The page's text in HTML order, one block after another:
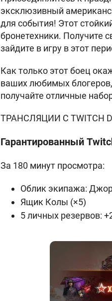
эксклюзивный
для события! Этот
бронетехники. Получите
зайдите в игру в этот
Как только этот боец
ваших любимых
получайте отличные
ТРАНСЛЯЦИИ С TWITCH
Гарантированный
За 180 минут просмотра:
Облик экипажа:
Ящик Колы (×5)
5 личных резервов: